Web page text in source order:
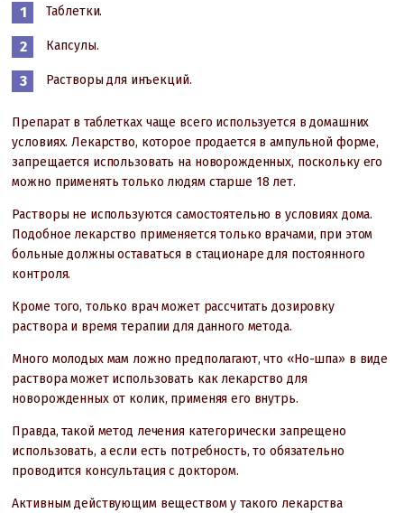
Таблетки.
Капсулы.
Растворы для инъекций.
Препарат в таблетках чаще всего используется в домашних
условиях. Лекарство, которое продается в ампульной форме,
запрещается использовать на новорожденных, поскольку его
можно применять только людям старше 18 лет.
Растворы не используются самостоятельно в условиях дома.
Подобное лекарство применяется только врачами, при этом
больные должны оставаться в стационаре для постоянного
контроля.
Кроме того, только врач может рассчитать дозировку
раствора и время терапии для данного метода.
Много молодых мам ложно предполагают, что «Но-шпа» в виде
раствора может использовать как лекарство для
новорожденных от колик, применяя его внутрь.
Правда, такой метод лечения категорически запрещено
использовать, а если есть потребность, то обязательно
проводится консультация с доктором.
Активным действующим веществом у такого лекарства